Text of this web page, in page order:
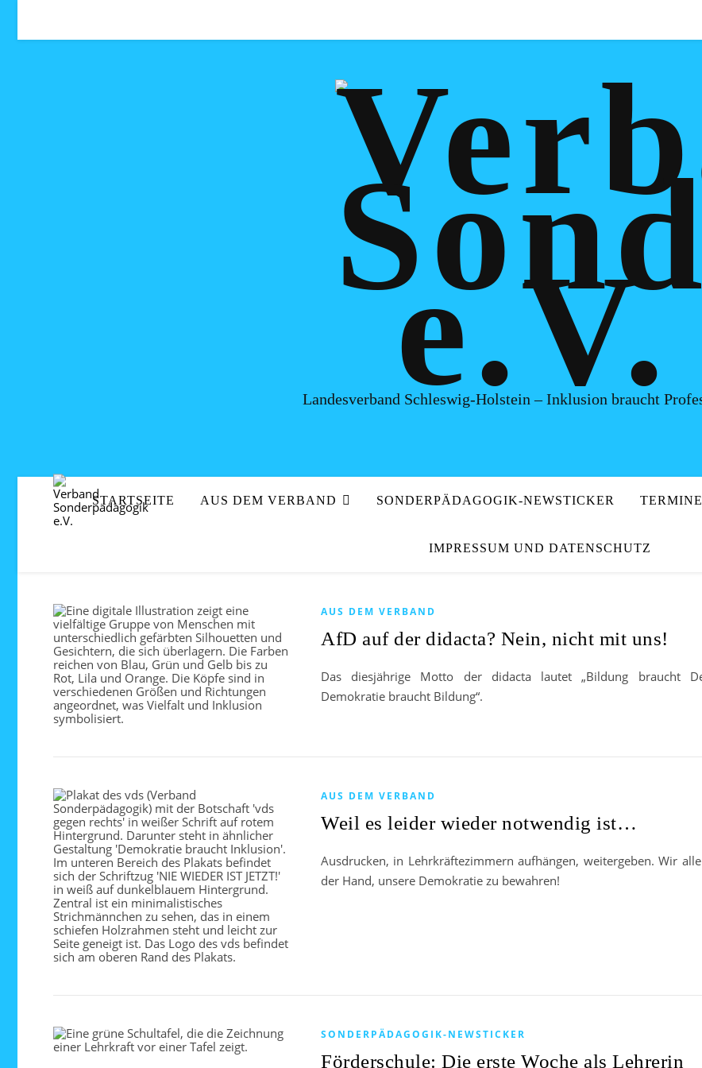
Landesverband Schleswig-Holstein – Inklusion braucht
STARTSEITE AUS DEM VERBAND SONDERPÄDAGOGIK-NEWSTICKER TERMINE
IMPRESSUM UND DATENSCHUTZ
AUS DEM VERBAND
AfD auf der didacta? Nein, nicht mit uns!
Das diesjährige Motto der didacta lautet „Bildung braucht
Demokratie braucht Bildung“.
AUS DEM VERBAND
Weil es leider wieder notwendig ist…
Ausdrucken, in Lehrkräftezimmern aufhängen, weitergeben. Wir
der Hand, unsere Demokratie zu bewahren!
SONDERPÄDAGOGIK-NEWSTICKER
Förderschule: Die erste Woche als Lehrerin